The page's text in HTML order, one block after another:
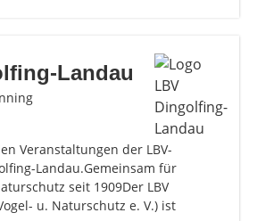
Landau
Veranstaltungen der LBV-
Landau.Gemeinsam für
seit 1909Der LBV
u. Naturschutz e. V.) ist